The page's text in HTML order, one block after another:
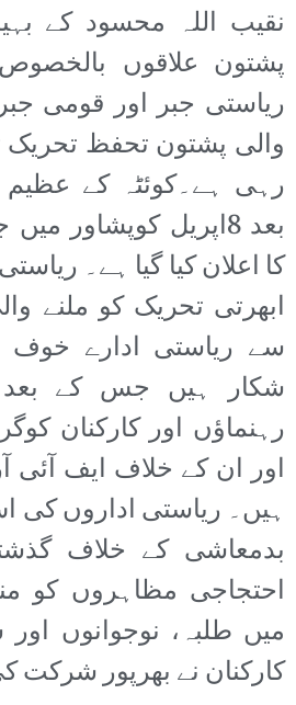
نقیب اللہ محسود کے
پشتون علاقوں
ریاستی جبر اور قومی
والی پشتون تحفظ
رہی ہے۔کوئٹہ کے
بعد 8اپریل کوپشاور
کا اعلان کیا گیا ہے۔
ابھرتی تحریک کو ملنے
سے ریاستی ادارے خوف
شکار ہیں جس کے
رہنماؤں اور کارکنان
اور ان کے خلاف ایف
ہیں۔ ریاستی اداروں کی
بدمعاشی کے خلاف
احتجاجی مظاہروں کو
میں طلبہ، نوجوانوں
کارکنان نے بھرپور شرکت